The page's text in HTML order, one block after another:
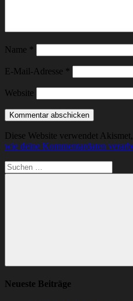
Name *
E-Mail-Adresse *
Website
Diese Website verwendet
wie deine Kommentardaten
Suchen
nach:
Suchen
Neueste Beiträge